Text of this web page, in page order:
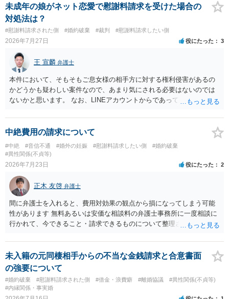
が、仮に交際を進めたとしても後に相手を信頼できなくなる可能性が
高かったということですので、むしろ結婚しなくてよかったと割り切
って、交際を終わらせるのがよいと思います。
未成年の娘がネット恋愛で慰謝料請求を受けた場合の
対処法は？
#慰謝料請求された側 #婚約破棄 #裁判 #慰謝料請求したい側
2026年7月27日 役にたった 3
王 宣麟 弁護士
本件において、そもそもご息女様の相手方に対する権利侵害があるの
かどうかも疑わしい案件なので、あまり気にされる必要はないのでは
ないかと思います。 なお、LINEアカウントからであっても、そこに紐
るパターンはありえるものの、本件のような精神的損害が発生したと
明確にいえないような案件において開示がなされる可能性も低いので
中絶費用の請求について
#中絶 #音信不通 #婚外の妊娠 #慰謝料請求したい側
#婚約破棄
#異性関係(不貞等)
2026年7月23日 役にたった 2
正木 友啓 弁護士
間に弁護士を入れると、費用対効果の観点から損になってしまう可能
性があります 無料あるいは安価な相談料の弁護士事務所に一度相談に
行かれて、今できること・請求できるものについて整理されるのがよ
未入籍の元同棲相手からの不当な金銭請求と合意書面
の強要について
#婚約破棄 #慰謝料請求された側 #借金・浪費癖 #離婚協議
#異性関係(不貞等)
#内縁関係・事実婚